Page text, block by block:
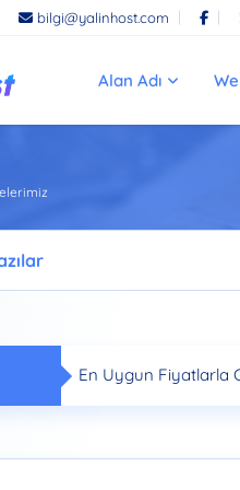
bilgi@yalinhost.com
Alan Adı
En Uygun Fiyatlarla